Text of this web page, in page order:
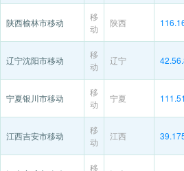
陕西榆林市移动
移
动
陕西
辽宁沈阳市移动
移
动
辽宁
宁夏银川市移动
移
动
宁夏
江西吉安市移动
移
动
江西
移